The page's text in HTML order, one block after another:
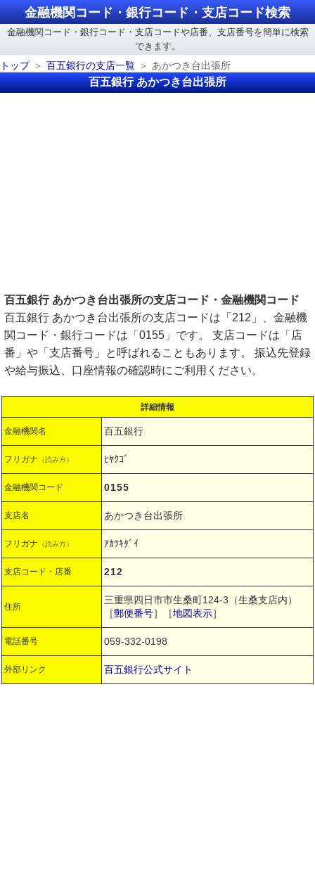
金融機関コード・銀行コード・支店コード検索
金融機関コード・銀行コード・支店コードや店番、支店番号を簡単に検索
できます。
トップ
百五銀行の支店一覧 あかつき台出張所
百五銀行 あかつき台出張所
百五銀行 あかつき台出張所の支店コード・金融機関コード
百五銀行 あかつき台出張所の支店コードは「212」、金融機
関コード・銀行コードは「0155」です。 支店コードは「店
番」や「支店番号」と呼ばれることもあります。 振込先登録
や給与振込、口座情報の確認時にご利用ください。
詳細情報
金融機関名 百五銀行
フリガナ （読み方） ﾋﾔｸｺﾞ
金融機関コード 0155
支店名 あかつき台出張所
フリガナ （読み方） ｱｶﾂｷﾀﾞｲ
支店コード・店番 212
住所
三重県四日市市生桑町124-3（生桑支店内）
［郵便番号］［地図表示］
電話番号 059-332-0198
外部リンク 百五銀行公式サイト